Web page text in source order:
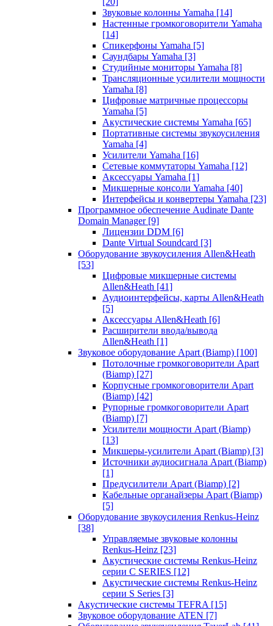
Звуковые колонны Yamaha [14]
Настенные громкоговорители Yamaha
[14]
Спикерфоны Yamaha [5]
Саундбары Yamaha [3]
Студийные мониторы Yamaha [8]
Трансляционные усилители мощности
Yamaha [8]
Цифровые матричные процессоры
Yamaha [5]
Акустические системы Yamaha [65]
Портативные системы звукоусиления
Yamaha [4]
Усилители Yamaha [16]
Сетевые коммутаторы Yamaha [12]
Аксессуары Yamaha [1]
Микшерные консоли Yamaha [40]
Интерфейсы и конвертеры Yamaha [23]
Программное обеспечение Audinate Dante
Domain Manager [9]
Лицензии DDM [6]
Dante Virtual Soundcard [3]
Оборудование звукоусиления Allen&Heath
[53]
Цифровые микшерные системы
Allen&Heath [41]
Аудиоинтерфейсы, карты Allen&Heath
[5]
Аксессуары Allen&Heath [6]
Расширители ввода/вывода
Allen&Heath [1]
Звуковое оборудование Apart (Biamp) [100]
Потолочные громкоговорители Apart
(Biamp) [27]
Корпусные громкоговорители Apart
(Biamp) [42]
Рупорные громкоговорители Apart
(Biamp) [7]
Усилители мощности Apart (Biamp)
[13]
Микшеры-усилители Apart (Biamp) [3]
Источники аудиосигнала Apart (Biamp)
[1]
Предусилители Apart (Biamp) [2]
Кабельные органайзеры Apart (Biamp)
[5]
Оборудование звукоусиления Renkus-Heinz
[38]
Управляемые звуковые колонны
Renkus-Heinz [23]
Акустические системы Renkus-Heinz
серии C SERIES [12]
Акустические системы Renkus-Heinz
серии S Series [3]
Акустические системы TEFRA [15]
Звуковое оборудование ATEN [7]